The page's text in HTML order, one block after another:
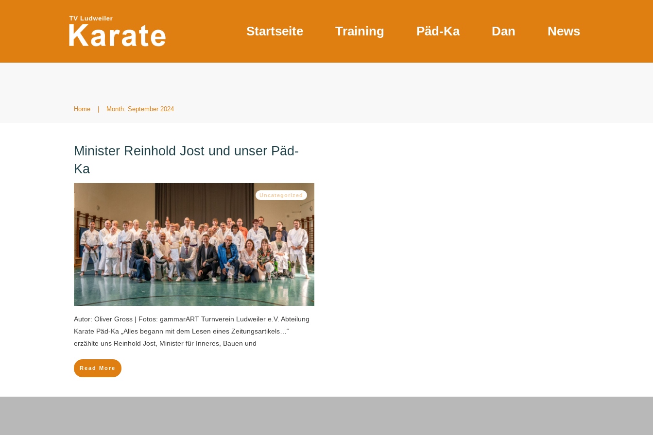
Startseite Training Päd-Ka Dan News
Home Month: September 2024
Minister Reinhold Jost und unser Päd-
Ka
Uncategorized
Autor: Oliver Gross | Fotos: gammarART Turnverein Ludweiler e.V. Abteilung
Karate Päd-Ka „Alles begann mit dem Lesen eines Zeitungsartikels…“
erzählte uns Reinhold Jost, Minister für Inneres, Bauen und
Read More